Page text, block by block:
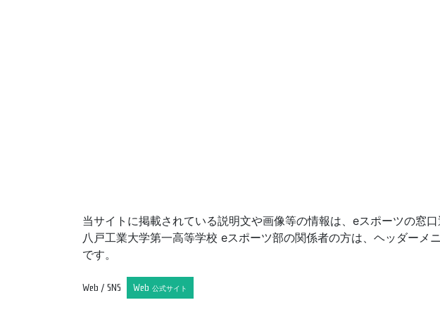
当サイトに掲載されている説明文や画像等の情報は、eスポーツの窓
八戸工業大学第一高等学校 eスポーツ部の関係者の方は、ヘッダー
です。
Web / SNS Web 公式サイト